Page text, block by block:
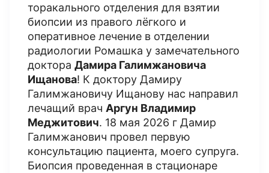
торакального отделения для взятии
биопсии из правого лёгкого и
оперативное лечение в отделении
радиологии Ромашка у замечательного
доктора Дамира Галимжановича
Ищанова! К доктору Дамиру
Галимжановичу Ищанову нас направил
лечащий врач Аргун Владимир
Меджитович. 18 мая 2026 г Дамир
Галимжанович провел первую
консультацию пациента, моего супруга.
Биопсия проведенная в стационаре